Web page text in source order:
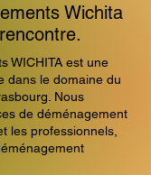
Wichita
WICHITA est une
dans le domaine du
Nous
de déménagement
les professionnels,